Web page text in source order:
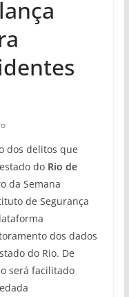
dos delitos que
do Rio de
da Semana
de Segurança
dos dados
do Rio. De
será facilitado